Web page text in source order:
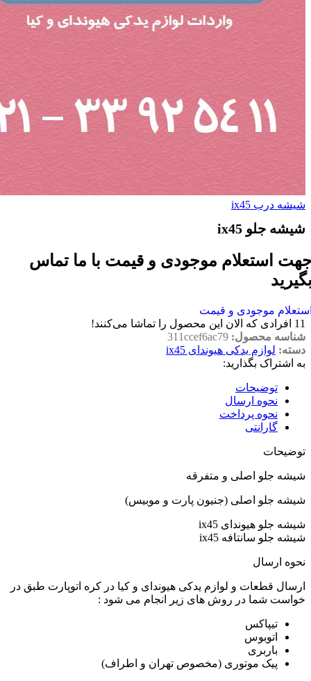
شیشه درب ix45
شیشه جلو ix45
استعلام موجودی و قیمت با ما تماس
موجودی و قیمت
11 افرادی که الان این محصول را تماشا می‌کنند!
شناسه محصول: 311ccef6ac79
دسته: لوازم یدکی هیوندای ix45
به اشتراک بگذارید:
توضیحات
نحوه ارسال
نحوه پرداخت
گارانتی
توضیحات
شیشه جلو اصلی و متفرقه
شیشه جلو اصلی (جنیون پارت و موبیس)
شیشه جلو هیوندای ix45
شیشه جلو سانتافه ix45
نحوه ارسال
ارسال قطعات و لوازم یدکی هیوندای و کیا در کره اتوپارت طبق در
خواست شما در روش های زیر انجام می شود :
تیپاکس
اتوبوس
باربری
پیک موتوری (مخصوص تهران و اطراف)